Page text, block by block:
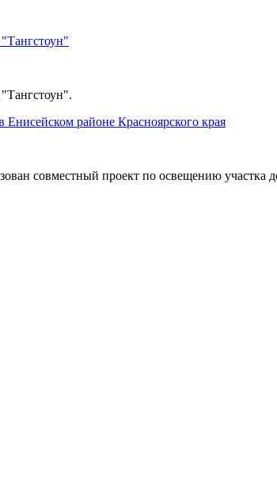
районе Красноярского края
совместный проект по освещению участка